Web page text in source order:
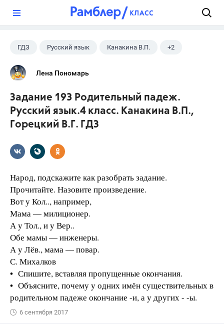
ГДЗ Русский язык Канакина В.П. +2
Горецкий В.Г.
Лена Пономарь
Задание 193 Родительный падеж.
Русский язык.4 класс. Канакина В.П.,
Горецкий В.Г. ГДЗ
Народ, подскажите как разобрать задание.
Прочитайте. Назовите произведение.
Вот у Кол.., например,
Мама — милиционер.
А у Тол., и у Вер..
Обе мамы — инженеры.
А у Лёв., мама — повар.
С. Михалков
• Спишите, вставляя пропущенные окончания.
• Объясните, почему у одних имён существительных в
родительном падеже окончание -и, а у других - -ы.
6 сентября 2017